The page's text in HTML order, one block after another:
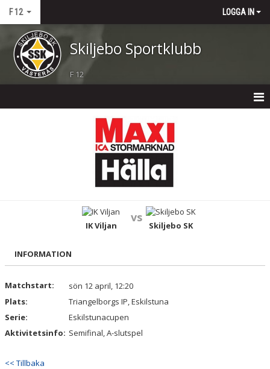
F 12 LOGGA IN
Skiljebo Sportklubb
F 12
BILDGALLERI
IK Viljan
vs
Skiljebo SK
INFORMATION
Matchstart:
sön 12 april, 12:20
Plats:
Triangelborgs IP, Eskilstuna
Serie:
Eskilstunacupen
Aktivitetsinfo: Semifinal, A-slutspel
<< Tillbaka